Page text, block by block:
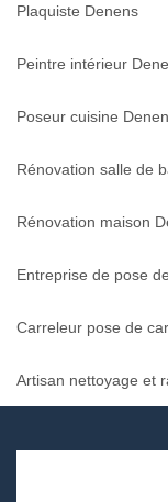
Plaquiste Denens
Peintre intérieur
Poseur cuisine
Rénovation salle de
Rénovation maison
Entreprise de pose
Carreleur pose de
Artisan nettoyage et